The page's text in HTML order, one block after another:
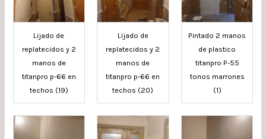
Lijado de
replatecidos y 2
manos de
titanpro p-66 en
techos (19)
Lijado de
replatecidos y 2
manos de
titanpro p-66 en
techos (20)
Pintado 2 manos
de plastico
titanpro P-55
tonos marrones
(1)